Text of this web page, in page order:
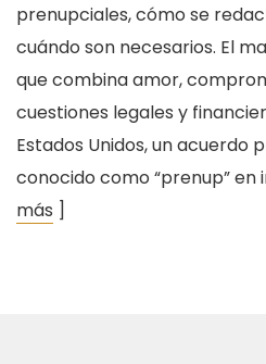
prenupciales, cómo se
cuándo son necesarios. El
que combina amor,
cuestiones legales y
Estados Unidos, un acuerdo
conocido como “prenup” en
más ]